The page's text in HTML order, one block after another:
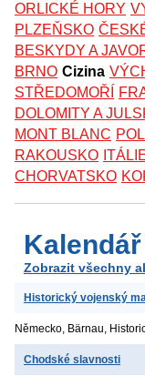
ORLICKÉ HORY
PLZEŇSKO
BESKYDY A
BRNO Cizina
STŘEDOMOŘÍ
DOLOMITY A
MONT BLANC
RAKOUSKO
CHORVATSKO
Zobrazit všechny
Historický vojenský
Německo, Bärnau,
Chodské slavnosti